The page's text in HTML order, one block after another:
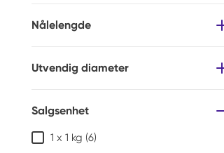
Nålelengde
Utvendig diameter
Salgsenhet
1 x 1 kg (6)